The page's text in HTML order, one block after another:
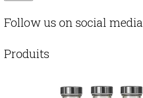
Follow us on social media
Produits